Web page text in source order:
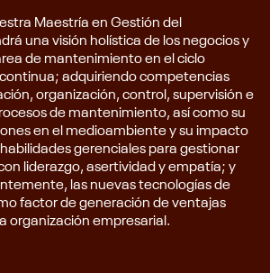
Maestría en Gestión del
una visión holística de los negocios y
de mantenimiento en el ciclo
adquiriendo competencias
organización, control, supervisión e
de mantenimiento, así como su
en el medioambiente y su impacto
gerenciales para gestionar
liderazgo, asertividad y empatía; y
las nuevas tecnologías de
factor de generación de ventajas
organización empresarial.